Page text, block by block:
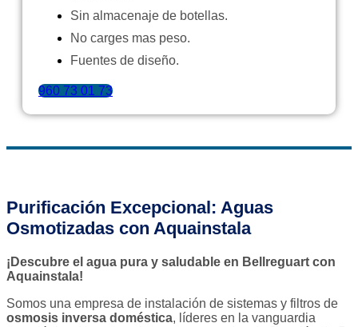
Sin almacenaje de botellas.
No carges mas peso.
Fuentes de diseño.
960 73 01 73
Purificación Excepcional: Aguas
Osmotizadas con Aquainstala
¡Descubre el agua pura y saludable en Bellreguart con
Aquainstala!
Somos una empresa de instalación de sistemas y filtros de
osmosis inversa doméstica, líderes en la vanguardia